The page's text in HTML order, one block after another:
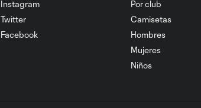
Instagram
Twitter
Facebook
Por club
Camisetas
Hombres
Mujeres
Niños